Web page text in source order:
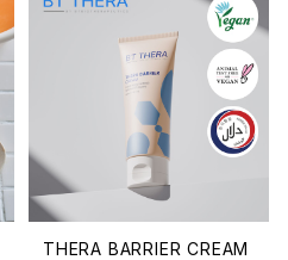
THERA BARRIER CREAM